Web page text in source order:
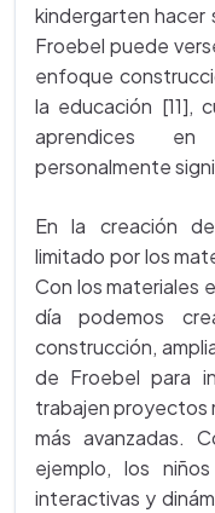
kindergarten hacer
Froebel puede
enfoque
la educación [11],
aprendices
personalmente
En la creación
limitado por los
Con los materiales
día podemos
construcción,
de Froebel para
trabajen proyectos
más avanzadas.
ejemplo, los
interactivas y